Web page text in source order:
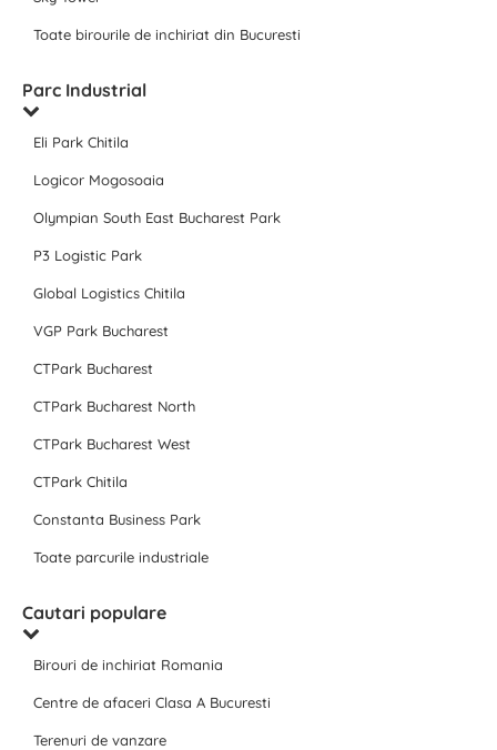
Toate birourile de inchiriat din Bucuresti
Parc Industrial
Eli Park Chitila
Logicor Mogosoaia
Olympian South East Bucharest Park
P3 Logistic Park
Global Logistics Chitila
VGP Park Bucharest
CTPark Bucharest
CTPark Bucharest North
CTPark Bucharest West
CTPark Chitila
Constanta Business Park
Toate parcurile industriale
Cautari populare
Birouri de inchiriat Romania
Centre de afaceri Clasa A Bucuresti
Terenuri de vanzare